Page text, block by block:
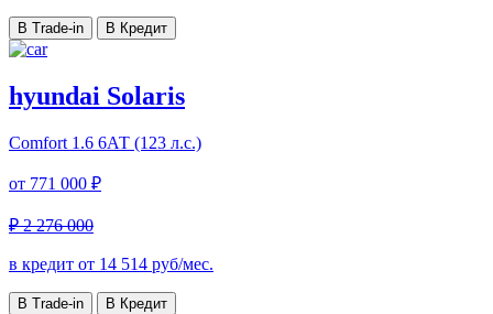
В Trade-in В Кредит
hyundai Solaris
Comfort 1.6 6АТ (123 л.с.)
от 771 000 ₽
₽ 2 276 000
в кредит от 14 514 руб/мес.
В Trade-in В Кредит